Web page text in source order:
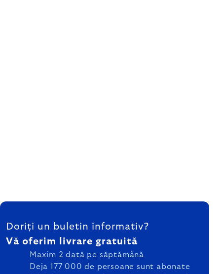
SUBSOL
Doriți un buletin informativ?
Vă oferim livrare gratuită
Maxim 2 dată pe săptămână
Deja 177 000 de persoane sunt abonate